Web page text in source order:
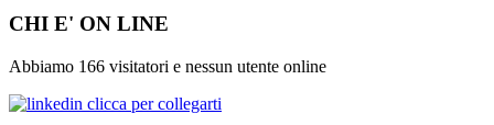
CHI E' ON LINE
Abbiamo 166 visitatori e nessun utente online